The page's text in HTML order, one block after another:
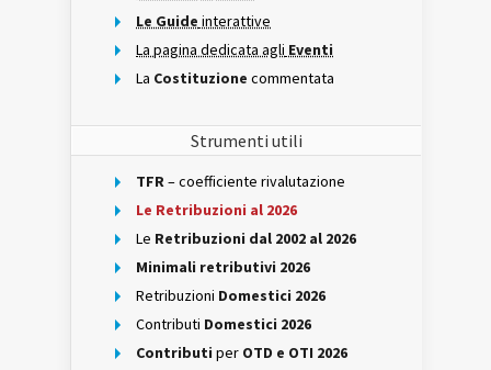
Le Guide interattive
La pagina dedicata agli Eventi
La Costituzione commentata
Strumenti utili
TFR– coefficiente rivalutazione
Le Retribuzioni al 2026
Le Retribuzioni dal 2002 al 2026
Minimali retributivi 2026
Retribuzioni Domestici 2026
Contributi Domestici 2026
Contributi per OTD e OTI 2026